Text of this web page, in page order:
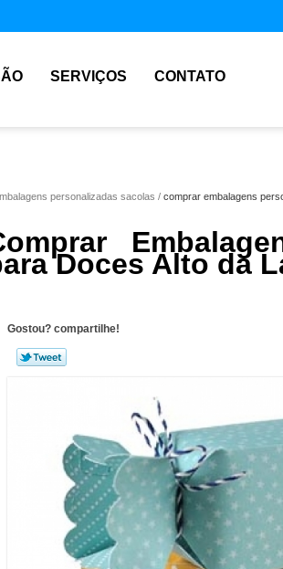
SERVIÇOS CONTATO
personalizadas sacolas comprar embalagens
Doces Alto da
Gostou? compartilhe!